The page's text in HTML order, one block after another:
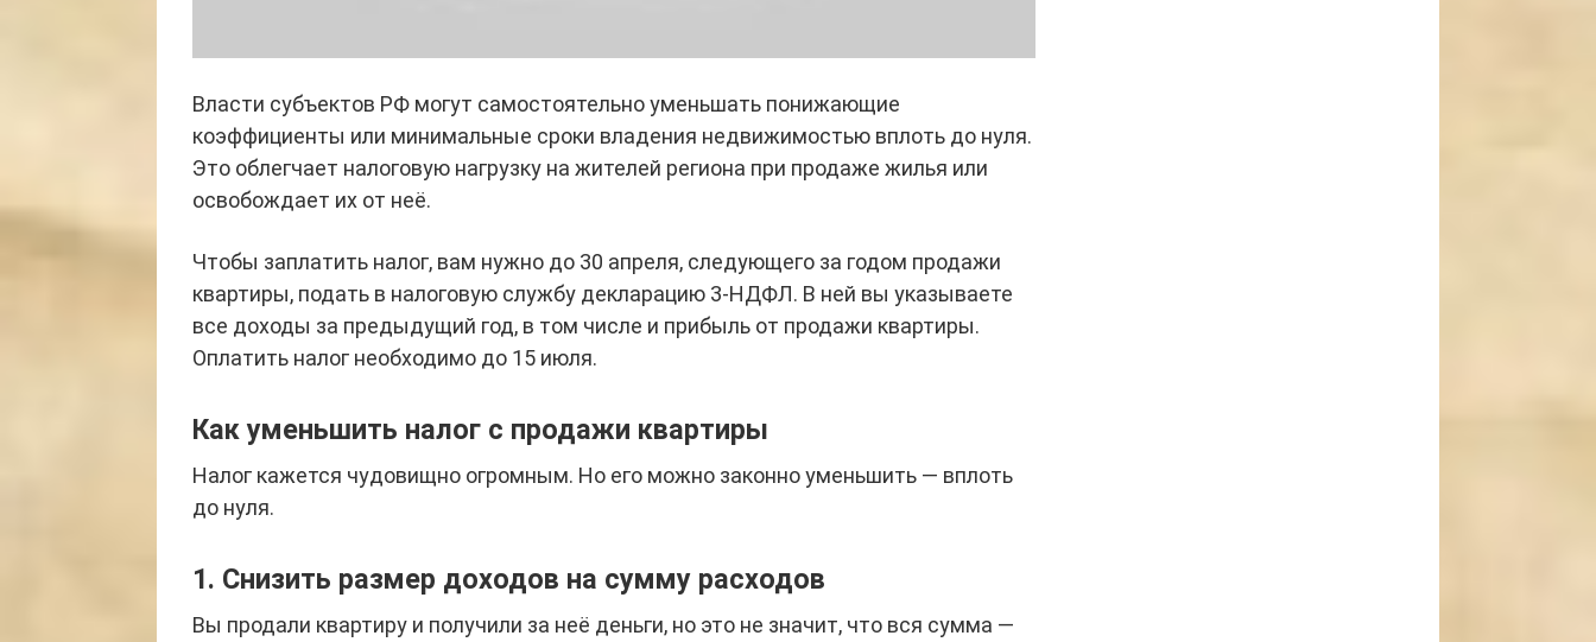
Власти субъектов РФ могут самостоятельно уменьшать понижающие
коэффициенты или минимальные сроки владения недвижимостью вплоть до нуля.
Это облегчает налоговую нагрузку на жителей региона при продаже жилья или
освобождает их от неё.
Чтобы заплатить налог, вам нужно до 30 апреля, следующего за годом продажи
квартиры, подать в налоговую службу декларацию 3‑НДФЛ. В ней вы указываете
все доходы за предыдущий год, в том числе и прибыль от продажи квартиры.
Оплатить налог необходимо до 15 июля.
Как уменьшить налог с продажи квартиры
Налог кажется чудовищно огромным. Но его можно законно уменьшить — вплоть
до нуля.
1. Снизить размер доходов на сумму расходов
Вы продали квартиру и получили за неё деньги, но это не значит, что вся сумма —